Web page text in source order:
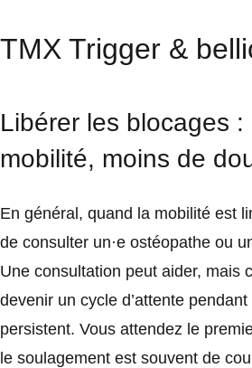
TMX Trigger &
Libérer les blocages :
mobilité, moins de
En général, quand la mobilité est
de consulter un·e ostéopathe ou
Une consultation peut aider, mais
devenir un cycle d’attente
persistent. Vous attendez le
le soulagement est souvent de